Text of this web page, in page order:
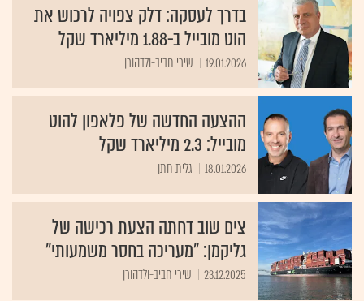
בדרך לעסקה: דלק צפויה לרכוש את
הוט מובייל ב-1.88 מיליארד שקל
19.01.2026 שירי חביב-ולדהורן
ההצעה החדשה של פלאפון להוט
מובייל: 2.3 מיליארד שקל
18.01.2026 גלית חתן
צים שוב דחתה הצעת רכישה של
גליקמן: "מעריכה בחסר משמעותי"
23.12.2025 שירי חביב-ולדהורן